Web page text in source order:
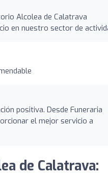
Alcolea de Calatrava
en nuestro sector de
positiva. Desde Funeraria
el mejor servicio a
de Calatrava: